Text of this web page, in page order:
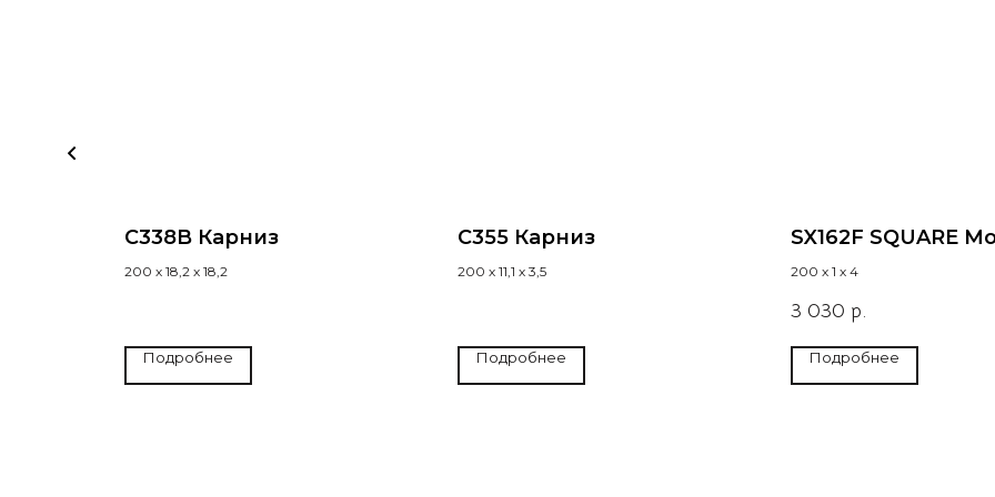
C338B Карниз
200 х 18,2 х 18,2
Подробнее
C355 Карниз
200 х 11,1 х 3,5
Подробнее
SX162F SQUARE
200 х 1 х 4
3 030 р.
Подробнее